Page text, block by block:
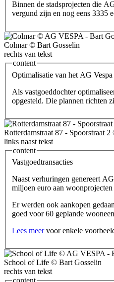
Binnen de stadsprojecten die
vergund zijn en nog eens 3335
Colmar © Bart Gosselin
rechts van tekst
content
Optimalisatie van het AG
Als vastgoeddochter
opgesteld. Die plannen richten
Rotterdamstraat 87 - Spoorstraat
links naast tekst
content
Vastgoedtransacties
Naast verhuringen genereert
miljoen euro aan
Er werden ook aankopen
goed voor 60 geplande
Lees meervoor enkele
School of Life © Bart Gosselin
rechts van tekst